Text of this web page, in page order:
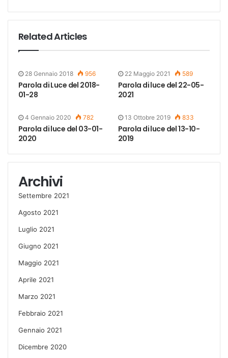
Related Articles
28 Gennaio 2018 956
Parola di Luce del 2018-
01-28
22 Maggio 2021 589
Parola di luce del 22-05-
2021
4 Gennaio 2020 782
Parola di luce del 03-01-
2020
13 Ottobre 2019 833
Parola di luce del 13-10-
2019
Archivi
Settembre 2021
Agosto 2021
Luglio 2021
Giugno 2021
Maggio 2021
Aprile 2021
Marzo 2021
Febbraio 2021
Gennaio 2021
Dicembre 2020